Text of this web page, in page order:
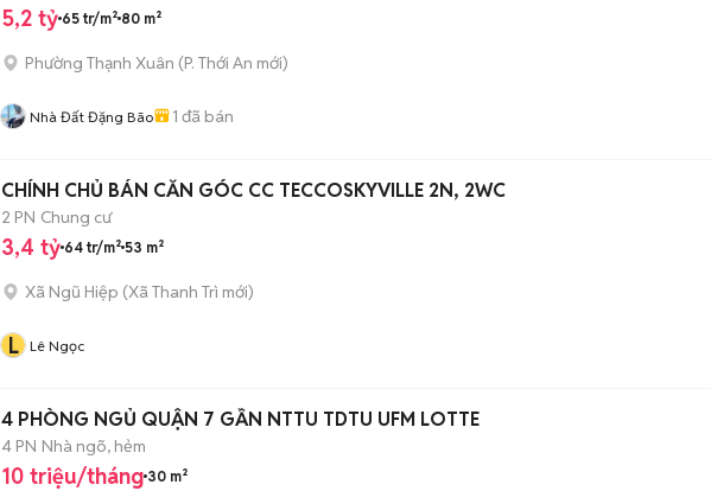
5,2 tỷ 65 tr/m² 80 m²
Phường Thạnh Xuân (P. Thới An mới)
Nhà Đất Đặng Bão 1 đã bán
CHÍNH CHỦ BÁN CĂN GÓC CC TECCOSKYVILLE 2N, 2WC
2 PN Chung cư
3,4 tỷ 64 tr/m² 53 m²
Xã Ngũ Hiệp (Xã Thanh Trì mới)
L Lê Ngọc
4 PHÒNG NGỦ QUẬN 7 GẦN NTTU TDTU UFM LOTTE
4 PN Nhà ngõ, hẻm
10 triệu/tháng 30 m²